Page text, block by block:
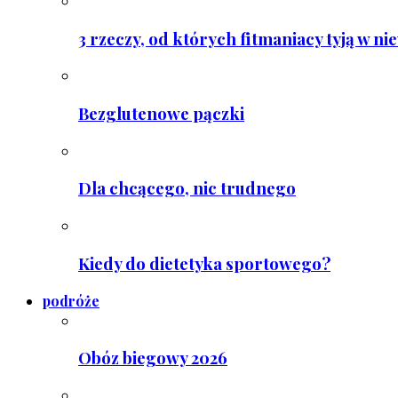
3 rzeczy, od których fitmaniacy tyją w
Bezglutenowe pączki
Dla chcącego, nic trudnego
Kiedy do dietetyka sportowego?
podróże
Obóz biegowy 2026